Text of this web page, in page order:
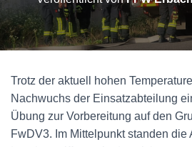
Trotz der aktuell hohen
Nachwuchs der Einsatzabteilung
Übung zur Vorbereitung auf den
FwDV3. Im Mittelpunkt standen die